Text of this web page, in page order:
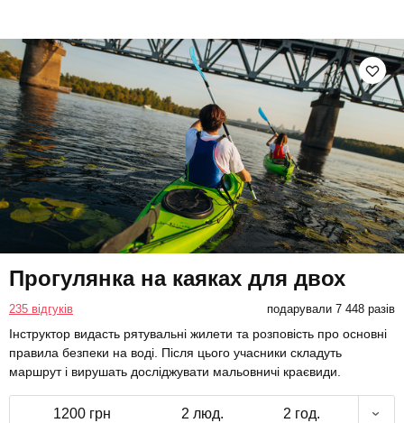
Прогулянка на каяках для двох
235 відгуків подарували 7 448 разів
Інструктор видасть рятувальні жилети та розповість про основні
правила безпеки на воді. Після цього учасники складуть
маршрут і вирушать досліджувати мальовничі краєвиди.
1200 грн 2 люд. 2 год.